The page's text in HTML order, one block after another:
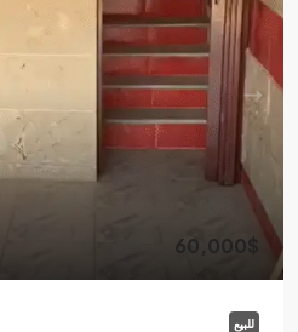
60,000$
للبيع